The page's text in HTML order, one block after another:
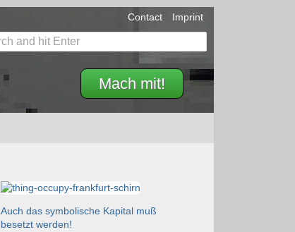
Mach mit!
Contact Imprint
Auch das symbolische Kapital muß
besetzt werden!